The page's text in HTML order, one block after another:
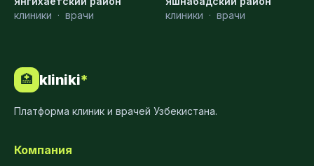
клиники · врачи
клиники · врачи
🏥 kliniki*
Платформа клиник и врачей Узбекистана.
Компания